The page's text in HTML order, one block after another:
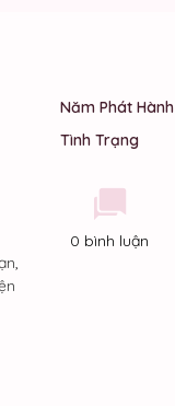
,
Năm Phát Hành
Tình Trạng
0 bình luận